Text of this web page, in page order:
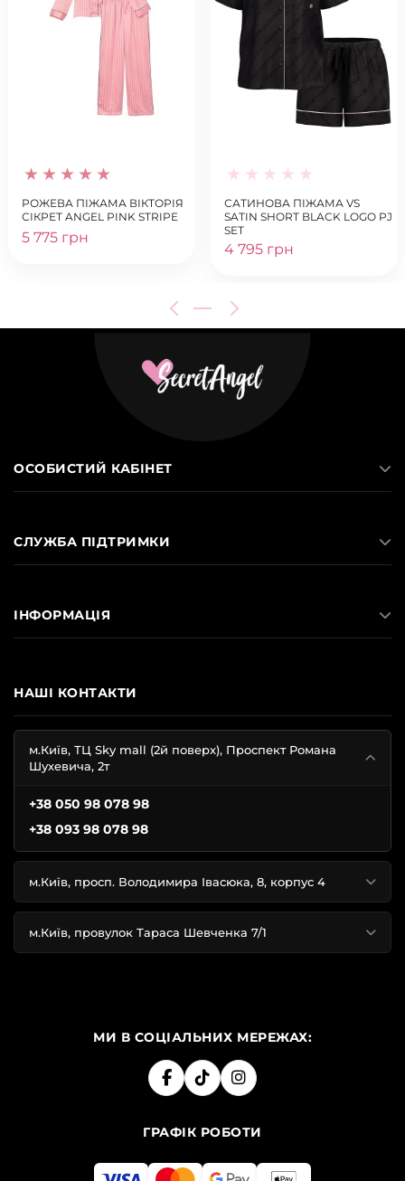
РОЖЕВА ПІЖАМА ВІКТОРІЯ
СІКРЕТ ANGEL PINK STRIPE
5 775 грн
САТИНОВА ПІЖАМА VS
SATIN SHORT BLACK LOGO PJ
SET
4 795 грн
НАШІ КОНТАКТИ
м.Київ, ТЦ Sky mall (2й поверх), Проспект Романа
Шухевича, 2т
+38 050 98 078 98
+38 093 98 078 98
м.Київ, просп. Володимира Івасюка, 8, корпус 4
м.Київ, провулок Тараса Шевченка 7/1
ОСОБИСТИЙ КАБІНЕТ
СЛУЖБА ПІДТРИМКИ
ІНФОРМАЦІЯ
МИ В СОЦІАЛЬНИХ МЕРЕЖАХ:
ГРАФІК РОБОТИ